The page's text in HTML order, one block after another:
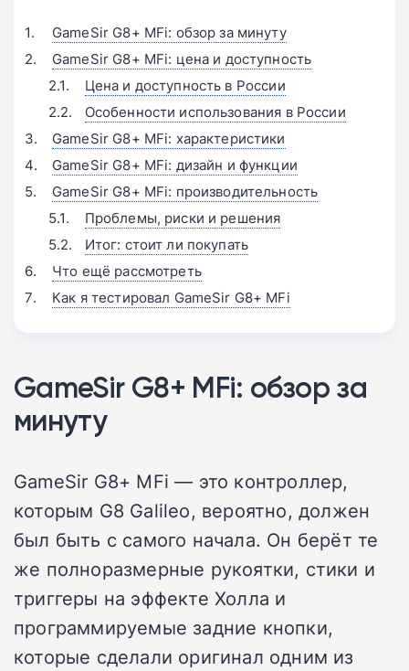
GameSir G8+ MFi: обзор за минуту
GameSir G8+ MFi: цена и доступность
Цена и доступность в России
Особенности использования в России
GameSir G8+ MFi: характеристики
GameSir G8+ MFi: дизайн и функции
GameSir G8+ MFi: производительность
Проблемы, риски и решения
Итог: стоит ли покупать
Что ещё рассмотреть
Как я тестировал GameSir G8+ MFi
GameSir G8+ MFi: обзор за
минуту
GameSir G8+ MFi — это контроллер,
которым G8 Galileo, вероятно, должен
был быть с самого начала. Он берёт те
же полноразмерные рукоятки, стики и
триггеры на эффекте Холла и
программируемые задние кнопки,
которые сделали оригинал одним из